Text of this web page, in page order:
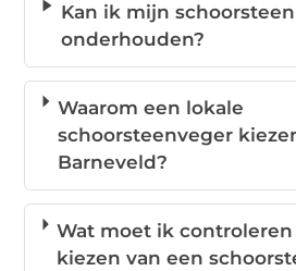
Kan ik mijn
onderhouden?
Waarom een lokale
schoorsteenveger
Barneveld?
Wat moet ik
kiezen van een